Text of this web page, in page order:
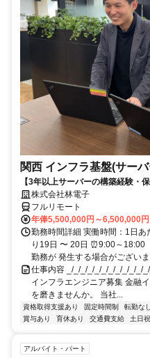
関西 インフラ基盤(サー
【3年以上サーバーの構築経験・
株式会社林電子
フルリモート
年俸5,500,000円～6,500,000円
勤務時間詳細 実働時間：1日
り19日 〜 20日 ⏰9:00～
勤務が 発生する場合がございま
仕事内容 _/_/_/_/_/_/_/_/_/_/_/
インフラエンジニア募集 金融
を磨きませんか。 当社...
資格取得支援あり 固定時間制 転勤なし
賞与あり
育休あり 交通費支給 土日
アルバイト・パート